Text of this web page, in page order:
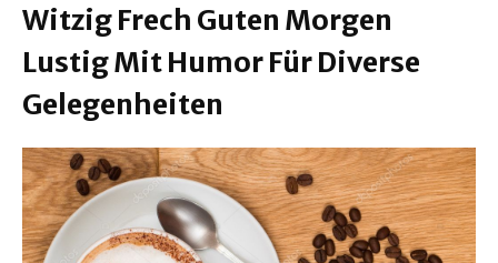
Witzig Frech Guten Morgen
Lustig Mit Humor Für Diverse
Gelegenheiten